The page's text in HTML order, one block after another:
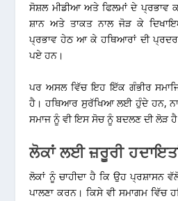
ਸੋਸ਼ਲ ਮੀਡੀਆ ਅਤੇ ਫਿਲਮਾਂ ਦੇ ਪ੍ਰਭਾਵ
ਸ਼ਾਨ ਅਤੇ ਤਾਕਤ ਨਾਲ ਜੋੜ ਕੇ
ਪ੍ਰਭਾਵ ਹੇਠ ਆ ਕੇ ਹਥਿਆਰਾਂ ਦੀ
ਪਏ ਹਨ।
ਪਰ ਅਸਲ ਵਿੱਚ ਇਹ ਇੱਕ ਗੰਭੀਰ
ਹੈ। ਹਥਿਆਰ ਸੁਰੱਖਿਆ ਲਈ ਹੁੰਦੇ ਹਨ,
ਸਮਾਜ ਨੂੰ ਵੀ ਇਸ ਸੋਚ ਨੂੰ ਬਦਲਣ ਦੀ ਲੋੜ
ਲੋਕਾਂ ਲਈ ਜ਼ਰੂਰੀ
ਲੋਕਾਂ ਨੂੰ ਚਾਹੀਦਾ ਹੈ ਕਿ ਉਹ ਪ੍ਰਸ਼ਾਸਨ
ਪਾਲਣਾ ਕਰਨ। ਕਿਸੇ ਵੀ ਸਮਾਗਮ